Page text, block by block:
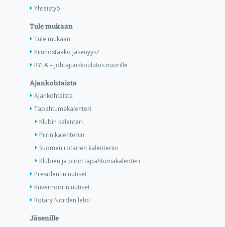
Yhteistyö
Tule mukaan
Tule mukaan
Kiinnostaako jäsenyys?
RYLA – Johtajuuskoulutus nuorille
Ajankohtaista
Ajankohtaista
Tapahtumakalenteri
Klubin kalenteri
Piirin kalenteriin
Suomen rotarien kalenteriin
Klubien ja piirin tapahtumakalenteri
Presidentin uutiset
Kuvernöörin uutiset
Rotary Norden lehti
Jäsenille